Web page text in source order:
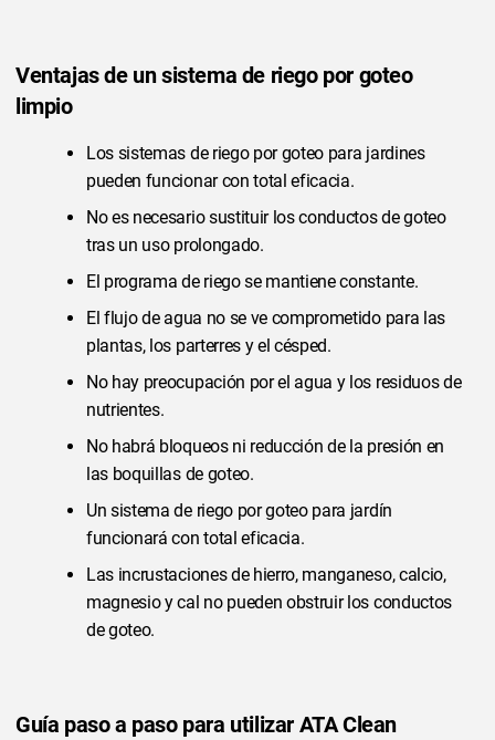
Ventajas de un sistema de riego por goteo
limpio
Los sistemas de riego por goteo para jardines
pueden funcionar con total eficacia.
No es necesario sustituir los conductos de goteo
tras un uso prolongado.
El programa de riego se mantiene constante.
El flujo de agua no se ve comprometido para las
plantas, los parterres y el césped.
No hay preocupación por el agua y los residuos de
nutrientes.
No habrá bloqueos ni reducción de la presión en
las boquillas de goteo.
Un sistema de riego por goteo para jardín
funcionará con total eficacia.
Las incrustaciones de hierro, manganeso, calcio,
magnesio y cal no pueden obstruir los conductos
de goteo.
Guía paso a paso para utilizar ATA Clean